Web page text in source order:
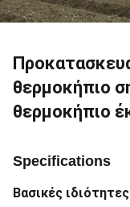
θερμοκήπιο
θερμοκήπιο
Specifications
Βασικές ιδιότητες